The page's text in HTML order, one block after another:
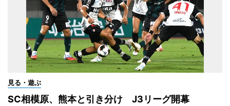
見る・遊ぶ
SC相模原、熊本と引き分け J3リーグ開幕